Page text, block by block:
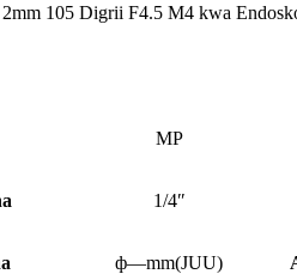
105 Digrii F4.5 M4 kwa
MP
1/4″
ф—mm(JUU)